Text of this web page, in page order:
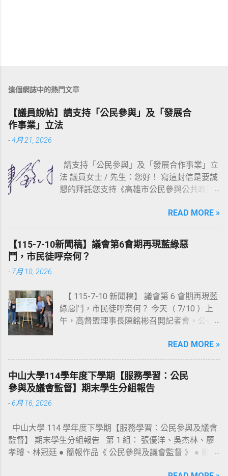
這個網誌中的熱門文章
【議員說帖】請支持「公民參與」及「發展合
作事業」立法
-4月 21, 2026
請支持「公民參與」及「發展合作事業」立
法 議員女士 / 先生：您好！ 寫這封信是要誠
懇的拜託您支持《高雄市公民參與公共政策
https://reurl.cc/WbAmpD ）以及《高雄市發
展合作事業自治條例草案》（連結：
https://reurl.cc/r03Olr ）這二部草案的立
法。 《高雄市公民參與公共政策自治條例草
案》已於去（ 114 ）年 10 月 29 日，由湯詠
6 會期）由湯議員完成提案；《高雄市發展
合作事業自治條例草案》則於 113 年 10 月
22 日，由黃柏霖議員召開第一次公聽會（會
去（ 114 ）年 9 月 24 日，由林智鴻議員召
開第二次公聽會（會議資料連結：
https://reurl.cc/bd3jMd ），並於上會期（第
6 會期）由林智鴻議員完成提案；惟兩案於
會（ 108 年）， 這二部自治條例草案就曾經
在議會走過公聽會及提案等程序，只可惜最
後在大會二讀時決議擱置，遂功虧一簣！
108 年迄今， 這二部自治條例草案的內容，
都曾經歷多個版本修訂；除了納入該領域專
READ MORE »
【115-7-10新聞稿】議會第6會期再現藍綠惡
鬥，市民徒呼奈何？
- 7月 10, 2026
【 115-7-10 新聞稿】 議會第 6 會期再現藍
綠惡鬥，市民徒呼奈何？ 今天（ 7/10 ）上
午，高督盟理事長陳銘彬召開記者會，公布
報告》，共選出 10 位【問政優質議員】、以
及 4 位【待觀察名單】；此外，也針對本會
期高雄市議會的整體表現作出總評。 陳銘彬
首先解釋本次評鑑結果公布時間之所以延宕
的原因：首先，第 6 會期的「委員會會議譯
議員發言內容的份量龐大，評鑑志工需大量
的閱讀時間，致使評鑑作業流程比預訂時間
延後近 3 個月。 接著，陳銘彬公布本次獲選
READ MORE »
中山大學114學年度下學期【服務學習：公民
參與及議會監督】期末學生分組報告
-6月 16, 2026
中山大學 114 學年度下學期【服務學習：公民參與及議會
監督】 期末學生分組報告 第 1 組： 張優洋、吳杰林、廖
孝璿、林冠廷 ● 簡報作品《 公民參與及議會監督 》 ● 影片